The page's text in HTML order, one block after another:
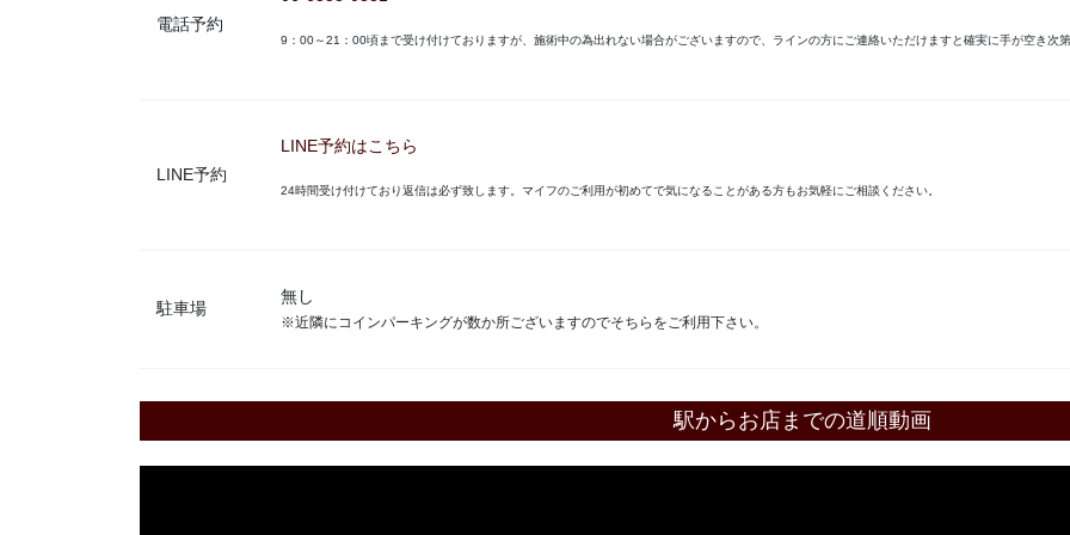
電話予約
9：00～21：00頃まで受け付けておりますが、施術中の為出れない場合がございますので、ラインの方にご連絡いただけますと確実に手が空き次
LINE予約
LINE予約はこちら
24時間受け付けており返信は必ず致します。マイフのご利用が初めてで気になることがある方もお気軽にご相談ください。
駐車場
無し
※近隣にコインパーキングが数か所ございますのでそちらをご利用下さい。
駅からお店までの道順動画